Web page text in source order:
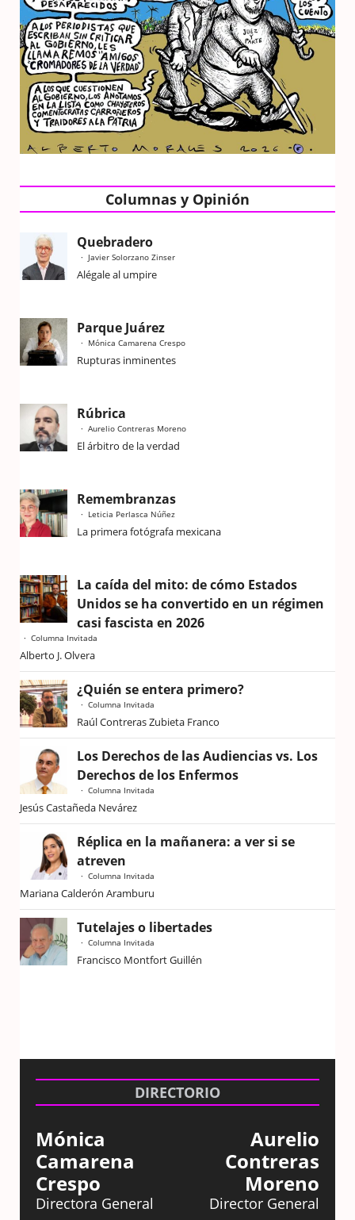
Columnas y Opinión
Quebradero
Javier Solorzano Zinser
Alégale al umpire
Parque Juárez
Mónica Camarena Crespo
Rupturas inminentes
Rúbrica
Aurelio Contreras Moreno
El árbitro de la verdad
Remembranzas
Leticia Perlasca Núñez
La primera fotógrafa mexicana
La caída del mito: de cómo Estados
Unidos se ha convertido en un régimen
casi fascista en 2026
Columna Invitada
Alberto J. Olvera
¿Quién se entera primero?
Columna Invitada
Raúl Contreras Zubieta Franco
Los Derechos de las Audiencias vs. Los
Derechos de los Enfermos
Columna Invitada
Jesús Castañeda Nevárez
Réplica en la mañanera: a ver si se
atreven
Columna Invitada
Mariana Calderón Aramburu
Tutelajes o libertades
Columna Invitada
Francisco Montfort Guillén
DIRECTORIO
Mónica
Camarena
Crespo
Directora General
Aurelio
Contreras
Moreno
Director General